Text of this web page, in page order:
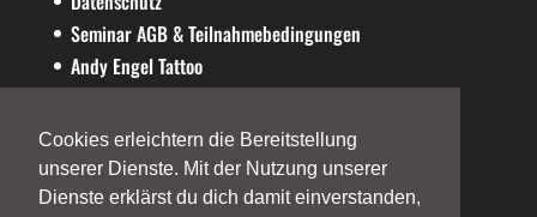
Cookies erleichtern die Bereitstellung
unserer Dienste. Mit der Nutzung unserer
Dienste erklärst du dich damit einverstanden,
Seminar AGB & Teilnahmebedingungen
Andy Engel Tattoo